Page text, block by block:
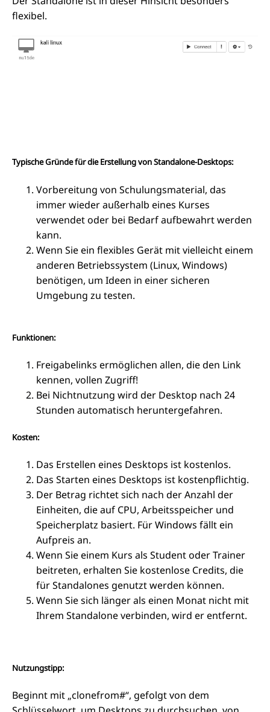
flexibel.
Typische Gründe für die Erstellung von Standalone-Desktops:
Vorbereitung von Schulungsmaterial, das
immer wieder außerhalb eines Kurses
verwendet oder bei Bedarf aufbewahrt werden
kann.
Wenn Sie ein flexibles Gerät mit vielleicht einem
anderen Betriebssystem (Linux, Windows)
benötigen, um Ideen in einer sicheren
Umgebung zu testen.
Funktionen:
Freigabelinks ermöglichen allen, die den Link
kennen, vollen Zugriff!
Bei Nichtnutzung wird der Desktop nach 24
Stunden automatisch heruntergefahren.
Kosten:
Das Erstellen eines Desktops ist kostenlos.
Das Starten eines Desktops ist kostenpflichtig.
Der Betrag richtet sich nach der Anzahl der
Einheiten, die auf CPU, Arbeitsspeicher und
Speicherplatz basiert. Für Windows fällt ein
Aufpreis an.
Wenn Sie einem Kurs als Student oder Trainer
beitreten, erhalten Sie kostenlose Credits, die
für Standalones genutzt werden können.
Wenn Sie sich länger als einen Monat nicht mit
Ihrem Standalone verbinden, wird er entfernt.
Nutzungstipp:
Beginnt mit „clonefrom#“, gefolgt von dem